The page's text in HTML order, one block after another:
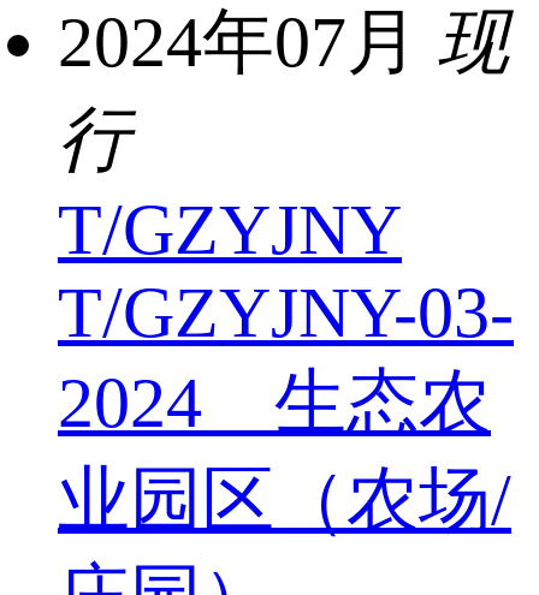
2024年07月 现
行
T/GZYJNY
T/GZYJNY-03-
2024 生态农
业园区（农场/